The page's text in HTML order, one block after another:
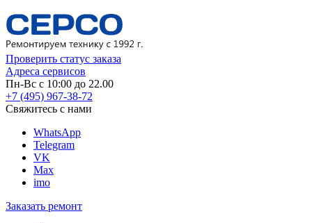
Проверить статус заказа
Адреса сервисов
Пн-Вс с 10:00 до 22.00
+7 (495) 967-38-72
Свяжитесь с нами
WhatsApp
Telegram
VK
Max
imo
Заказать ремонт